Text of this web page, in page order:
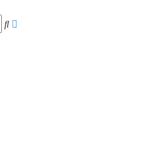
Suche